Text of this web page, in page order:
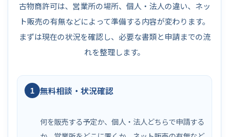
古物商許可は、営業所の場所、個人・法人の違い、ネッ
ト販売の有無などによって準備する内容が変わります。
まずは現在の状況を確認し、必要な書類と申請までの流
れを整理します。
1 無料相談・状況確認
何を販売する予定か、個人・法人どちらで申請する